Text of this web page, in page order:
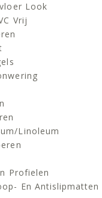
Look
Vrij
linoleum
Profielen
En Antislipmatten